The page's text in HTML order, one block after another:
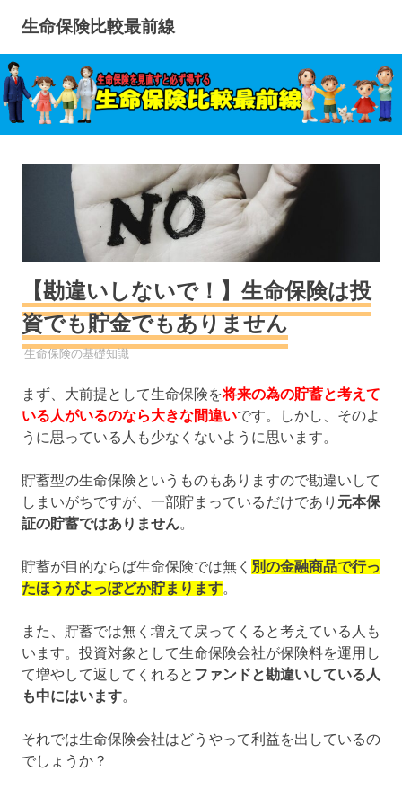
テ
ン
ツ
へ
ス
生命保険比較最前線
【勘違いしないで！】生命保険は投
資でも貯金でもありません
生命保険
生命保険の基礎知識
まず、大前提として生命保険を将来の為の貯蓄と考えて
いる人がいるのなら大きな間違いです。しかし、そのよ
うに思っている人も少なくないように思います。
貯蓄型の生命保険というものもありますので勘違いして
しまいがちですが、一部貯まっているだけであり 元本保
証の貯蓄ではありません。
貯蓄が目的ならば生命保険では無く 別の金融商品で行っ
たほうがよっぽどか貯まります。
また、貯蓄では無く増えて戻ってくると考えている人も
います。投資対象として生命保険会社が保険料を運用し
て増やして返してくれると ファンドと勘違いしている人
も中にはいます。
それでは生命保険会社はどうやって利益を出しているの
でしょうか？